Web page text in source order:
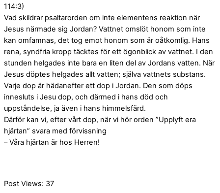
114:3)
Vad skildrar psaltarorden om inte elementens reaktion när
Jesus närmade sig Jordan? Vattnet omslöt honom som inte
kan omfamnas, det tog emot honom som är oåtkomlig. Hans
rena, syndfria kropp täcktes för ett ögonblick av vattnet. I den
stunden helgades inte bara en liten del av Jordans vatten. När
Jesus döptes helgades allt vatten; själva vattnets substans.
Varje dop är hädanefter ett dop i Jordan. Den som döps
innesluts i Jesu dop, och därmed i hans död och
uppståndelse, ja även i hans himmelsfärd.
Därför kan vi, efter vårt dop, när vi hör orden ”Upplyft era
hjärtan” svara med förvissning
– Våra hjärtan är hos Herren!
Post Views: 37